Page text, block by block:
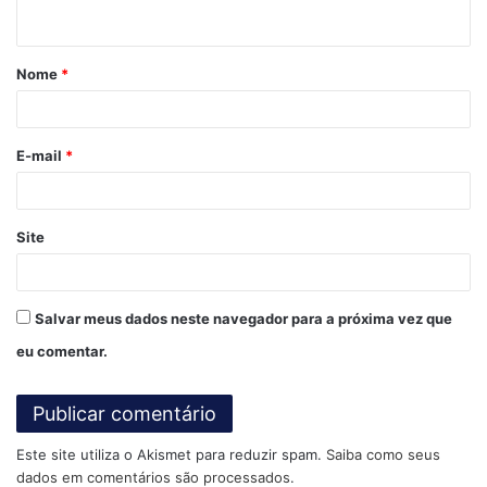
Certificação do café: conheça as regiões cafeeiras no
E esse aumento do consumo vem também acompanhado
de exigências cada vez maiores dos consumidores, o que
práticas no campo e ao longo da cadeia.
E tal adaptação, por sua vez, pode ser comunicada por
á
r
*
Nome *
E-mail *
Site
Salvar meus dados neste navegador para a próxima vez que
eu comentar.
Este site utiliza o Akismet para reduzir spam. Saiba como seus
dados em comentários são processados.